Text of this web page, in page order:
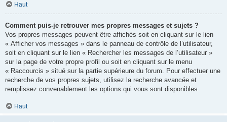
Haut
Comment puis-je retrouver mes propres messages et sujets ?
Vos propres messages peuvent être affichés soit en cliquant sur le lien
« Afficher vos messages » dans le panneau de contrôle de l’utilisateur,
soit en cliquant sur le lien « Rechercher les messages de l’utilisateur »
sur la page de votre propre profil ou soit en cliquant sur le menu
« Raccourcis » situé sur la partie supérieure du forum. Pour effectuer une
recherche de vos propres sujets, utilisez la recherche avancée et
remplissez convenablement les options qui vous sont disponibles.
Haut